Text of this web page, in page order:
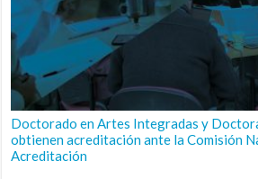
Doctorado en Artes Integradas y
obtienen acreditación ante la Comisión
Acreditación